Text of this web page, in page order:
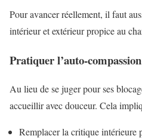
Pour avancer réellement, il faut
intérieur et extérieur propice au
Pratiquer l’auto-compassion
Au lieu de se juger pour ses
accueillir avec douceur. Cela
Remplacer la critique intérieure